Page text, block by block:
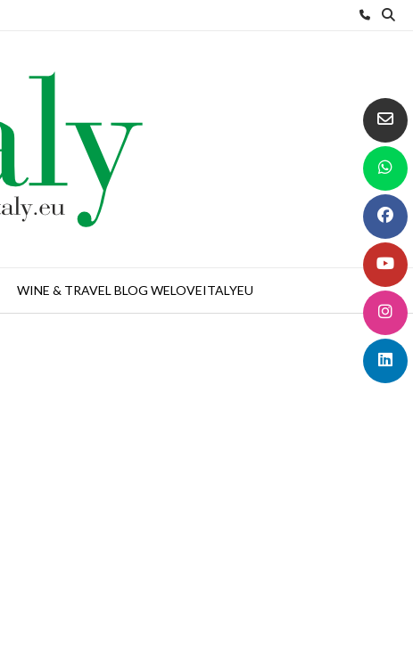
WINE & TRAVEL BLOG WELOVEITALYEU